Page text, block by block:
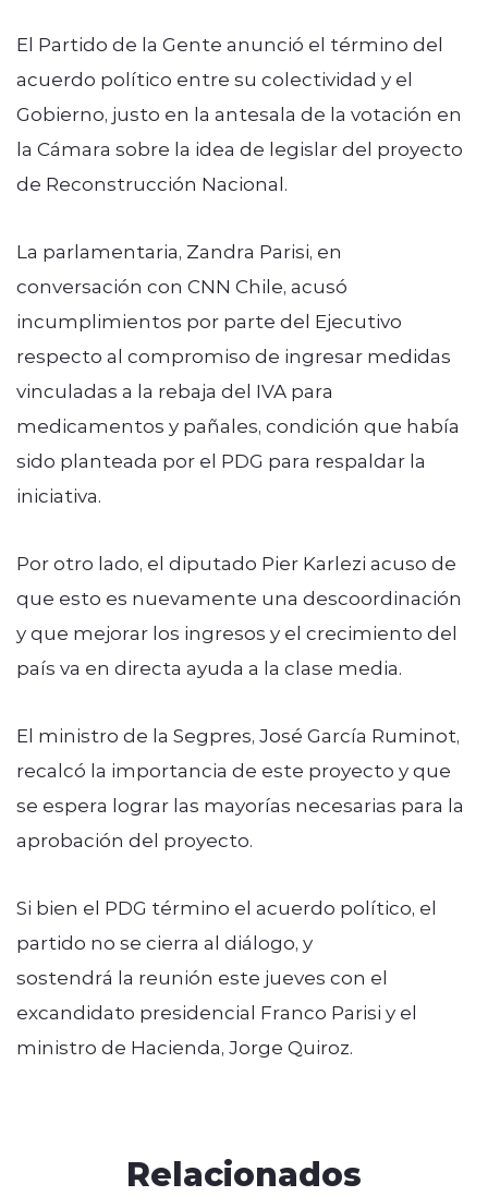
El Partido de la Gente anunció el término del
acuerdo político entre su colectividad y el
Gobierno, justo en la antesala de la votación en
la Cámara sobre la idea de legislar del proyecto
de Reconstrucción Nacional.
La parlamentaria, Zandra Parisi, en
conversación con CNN Chile, acusó
incumplimientos por parte del Ejecutivo
respecto al compromiso de ingresar medidas
vinculadas a la rebaja del IVA para
medicamentos y pañales, condición que había
sido planteada por el PDG para respaldar la
iniciativa.
Por otro lado, el diputado Pier Karlezi acuso de
que esto es nuevamente una descoordinación
y que mejorar los ingresos y el crecimiento del
país va en directa ayuda a la clase media.
El ministro de la Segpres, José García Ruminot,
recalcó la importancia de este proyecto y que
se espera lograr las mayorías necesarias para la
aprobación del proyecto.
Si bien el PDG término el acuerdo político, el
partido no se cierra al diálogo, y
sostendrá la reunión este jueves con el
excandidato presidencial Franco Parisi y el
ministro de Hacienda, Jorge Quiroz.
Relacionados